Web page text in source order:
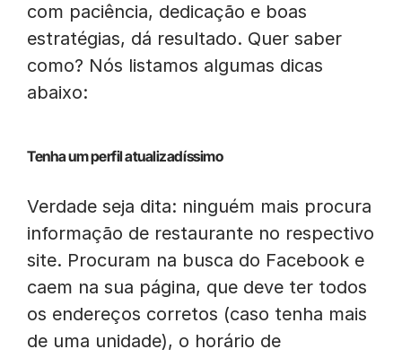
com paciência, dedicação e boas
estratégias, dá resultado. Quer saber
como? Nós listamos algumas dicas
abaixo:
Tenha um perfil atualizadíssimo
Verdade seja dita: ninguém mais procura
informação de restaurante no respectivo
site. Procuram na busca do Facebook e
caem na sua página, que deve ter todos
os endereços corretos (caso tenha mais
de uma unidade), o horário de